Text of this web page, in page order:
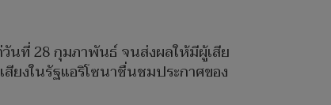
นที่ 28 กุมภาพันธ์ จนส่งผลให้มีผู้เสีย
งในรัฐแอริโซนาชื่นชมประกาศของ